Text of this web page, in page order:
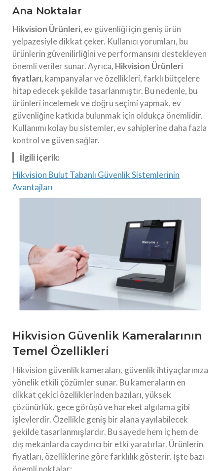
Ana Noktalar
Hikvision Ürünleri, ev güvenliği için geniş ürün
yelpazesiyle dikkat çeker. Kullanıcı yorumları, bu
ürünlerin güvenilirliğini ve performansını destekleyen
önemli veriler sunar. Ayrıca, Hikvision Ürünleri
fiyatları, kampanyalar ve özellikleri, farklı bütçelere
hitap edecek şekilde tasarlanmıştır. Bu nedenle, bu
ürünleri incelemek ve doğru seçimi yapmak, ev
güvenliğine katkıda bulunmak için oldukça önemlidir.
Kullanımı kolay bu sistemler, ev sahiplerine daha fazla
kontrol ve güven sağlar.
İlgili içerik:
Hikvision Bulut Tabanlı Güvenlik Sistemlerinin
Avantajları
Hikvision Güvenlik Kameralarının
Temel Özellikleri
Hikvision güvenlik kameraları, güvenlik ihtiyaçlarınıza
yönelik etkili çözümler sunar. Bu kameraların en
dikkat çekici özelliklerinden bazıları, yüksek
çözünürlük, gece görüşü ve hareket algılama gibi
işlevlerdir. Özellikle geniş bir alana yayılabilecek
şekilde tasarlanmışlardır. Bu sayede hem iç hem de
dış mekanlarda caydırıcı bir etki yaratırlar. Ürünlerin
fiyatları, özelliklerine göre farklılık gösterir. İşte bazı
önemli noktalar: